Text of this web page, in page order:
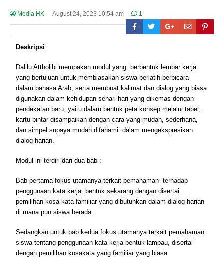
Media HK August 24, 2023 10:54 am 1
Deskripsi
Dalilu Attholibi merupakan modul yang berbentuk lembar kerja
yang bertujuan untuk membiasakan siswa berlatih berbicara
dalam bahasa Arab, serta membuat kalimat dan dialog yang biasa
digunakan dalam kehidupan sehari-hari yang dikemas dengan
pendekatan baru, yaitu dalam bentuk peta konsep melalui tabel,
kartu pintar disampaikan dengan cara yang mudah, sederhana,
dan simpel supaya mudah difahami dalam mengekspresikan
dialog harian.
Modul ini terdiri dari dua bab :
Bab pertama fokus utamanya terkait pemahaman terhadap
penggunaan kata kerja bentuk sekarang dengan disertai
pemilihan kosa kata familiar yang dibutuhkan dalam dialog harian
di mana pun siswa berada.
Sedangkan untuk bab kedua fokus utamanya terkait pemahaman
siswa tentang penggunaan kata kerja bentuk lampau, disertai
dengan pemilihan kosakata yang familiar yang biasa